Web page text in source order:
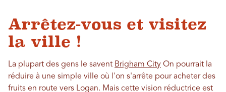
Arrêtez-vous et visitez
la ville !
La plupart des gens le savent Brigham City On pourrait la
réduire à une simple ville où l'on s'arrête pour acheter des
fruits en route vers Logan. Mais cette vision réductrice est